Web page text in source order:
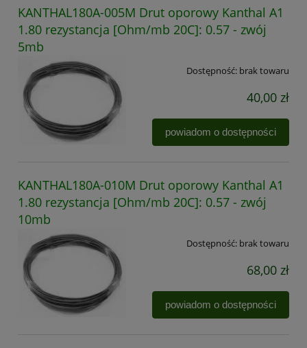
KANTHAL180A-005M Drut oporowy Kanthal A1
1.80 rezystancja [Ohm/mb 20C]: 0.57 - zwój
5mb
Dostępność: brak towaru
40,00 zł
powiadom o dostępności
KANTHAL180A-010M Drut oporowy Kanthal A1
1.80 rezystancja [Ohm/mb 20C]: 0.57 - zwój
10mb
Dostępność: brak towaru
68,00 zł
powiadom o dostępności